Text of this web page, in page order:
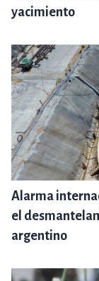
yacimiento
Alarma
el
argentino